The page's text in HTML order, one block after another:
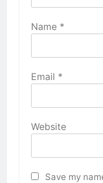
Name *
Email *
Website
Save my